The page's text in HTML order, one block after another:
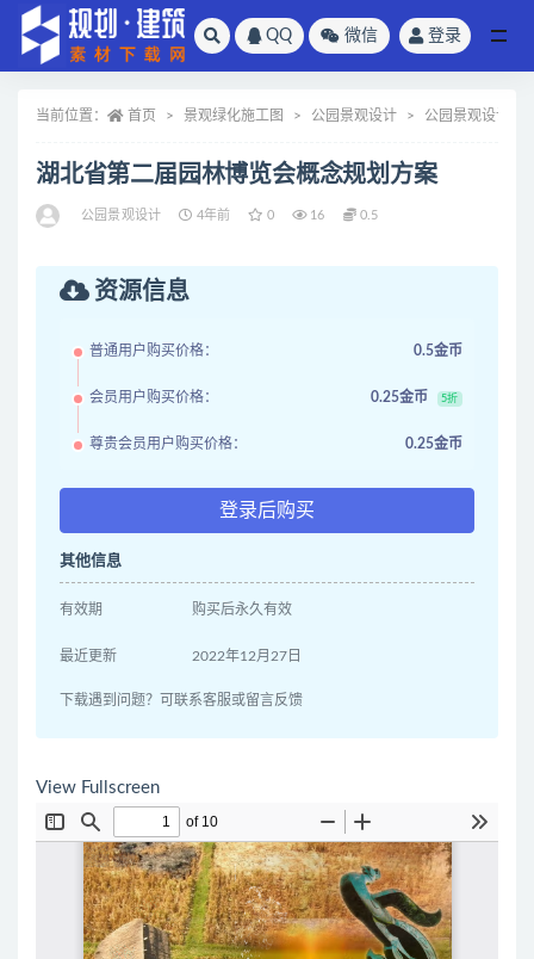
QQ 微信 登录
当前位置： 首页 景观绿化施工图 公园景观设计 公园景观设计
湖北省第二届园林博览会概念规划方案
公园景观设计 4年前 0 16 0.5
资源信息
普通用户购买价格： 0.5金币
会员用户购买价格： 0.25金币 5折
尊贵会员用户购买价格： 0.25金币
登录后购买
其他信息
有效期 购买后永久有效
最近更新 2022年12月27日
下载遇到问题？可联系客服或留言反馈
View Fullscreen
全部